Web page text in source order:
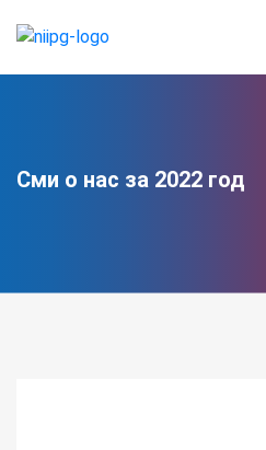
Сми о нас за 2022 год